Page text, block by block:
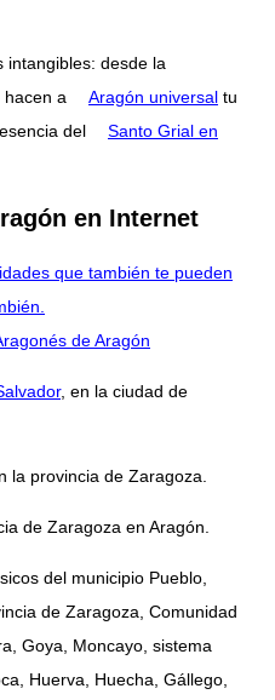
intangibles: desde la
hacen a Aragón universal tu
del
Santo Grial en
en Internet
que también te pueden
de Aragón
, en la ciudad de
la provincia de Zaragoza.
de Zaragoza en Aragón.
del municipio Pueblo,
de Zaragoza, Comunidad
Goya, Moncayo, sistema
Huerva, Huecha, Gállego,